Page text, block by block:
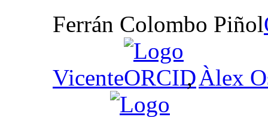
Ferrán Colombo Piñol
Vicente ,Àlex